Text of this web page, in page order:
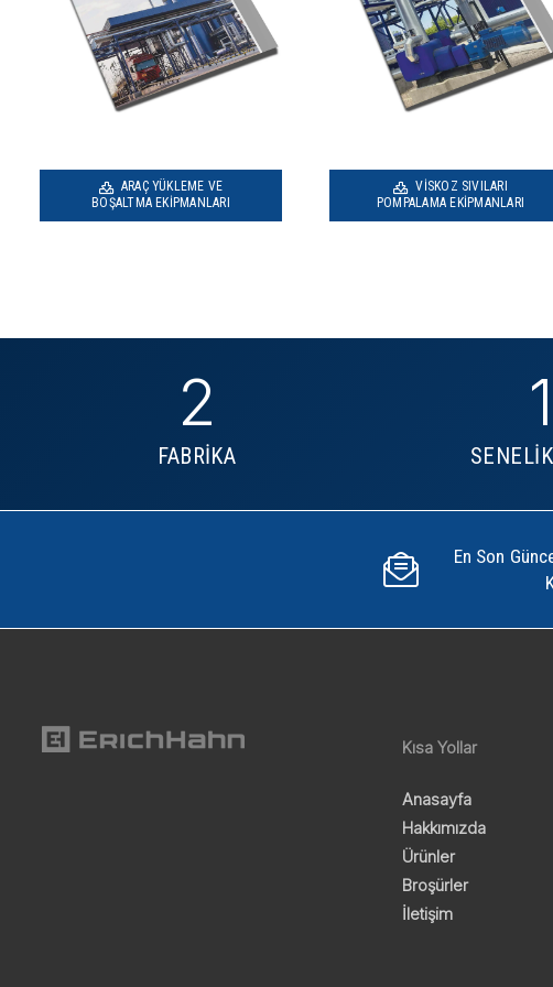
ARAÇ YÜKLEME VE
BOŞALTMA EKIPMANLARI
VISKOZ SIVILARI
POMPALAMA EKIPMANLARI
2
FABRİKA
En Son
Kısa Yollar
Anasayfa
Hakkımızda
Ürünler
Broşürler
İletişim